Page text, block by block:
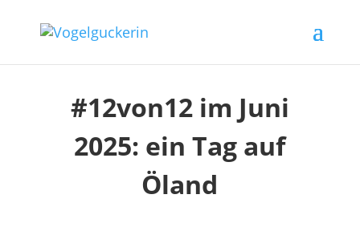
#12von12 im Juni
2025: ein Tag auf
Öland